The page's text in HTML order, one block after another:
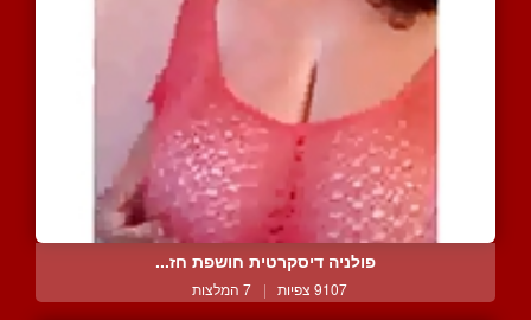
פולניה דיסקרטית חושפת חז...
9107 צפיות | 7 המלצות